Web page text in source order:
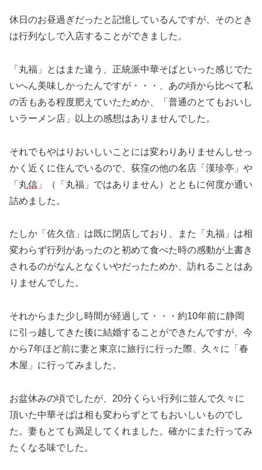
休日のお昼過ぎだったと記憶しているんですが、そのとき
は行列なしで入店することができました。
「丸福」とはまた違う、正統派中華そばといった感じでた
いへん美味しかったんですが・・・、あの頃から比べて私
の舌もある程度肥えていたためか、「普通のとてもおいし
いラーメン店」以上の感想はありませんでした。
それでもやはりおいしいことには変わりありませんしせっ
かく近くに住んでいるので、荻窪の他の名店「漢珍亭」や
「丸信 」（「丸福」ではありません）とともに何度か通い
詰めました。
たしか「佐久信」は既に閉店しており、また「丸福」は相
変わらず行列があったのと初めて食べた時の感動が上書き
されるのがなんとなくいやだったためか、訪れることはあ
りませんでした。
それからまた少し時間が経過して・・・約10年前に静岡
に引っ越してきた後に結婚することができたんですが、今
から7年ほど前に妻と東京に旅行に行った際、久々に「春
木屋」に行ってみました。
お盆休みの頃でしたが、20分くらい行列に並んで久々に
頂いた中華そばは相も変わらずとてもおいしいものでし
た。妻もとても満足してくれました。確かにまた行ってみ
たくなる味でした。